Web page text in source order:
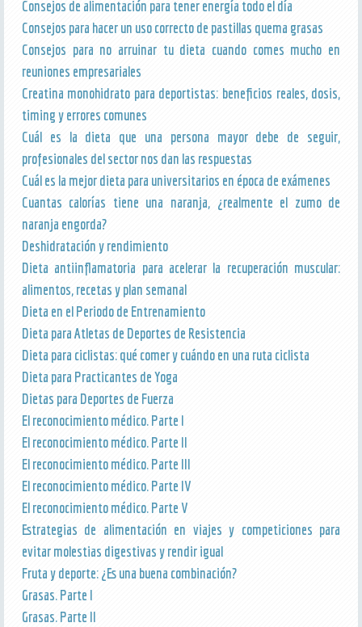
Consejos de alimentación para tener energía todo el día
Consejos para hacer un uso correcto de pastillas quema grasas
Consejos para no arruinar tu dieta cuando comes mucho en
reuniones empresariales
Creatina monohidrato para deportistas: beneficios reales, dosis,
timing y errores comunes
Cuál es la dieta que una persona mayor debe de seguir,
profesionales del sector nos dan las respuestas
Cuál es la mejor dieta para universitarios en época de exámenes
Cuantas calorías tiene una naranja, ¿realmente el zumo de
naranja engorda?
Deshidratación y rendimiento
Dieta antiinflamatoria para acelerar la recuperación muscular:
alimentos, recetas y plan semanal
Dieta en el Periodo de Entrenamiento
Dieta para Atletas de Deportes de Resistencia
Dieta para ciclistas: qué comer y cuándo en una ruta ciclista
Dieta para Practicantes de Yoga
Dietas para Deportes de Fuerza
El reconocimiento médico. Parte I
El reconocimiento médico. Parte II
El reconocimiento médico. Parte III
El reconocimiento médico. Parte IV
El reconocimiento médico. Parte V
Estrategias de alimentación en viajes y competiciones para
evitar molestias digestivas y rendir igual
Fruta y deporte: ¿Es una buena combinación?
Grasas. Parte I
Grasas. Parte II